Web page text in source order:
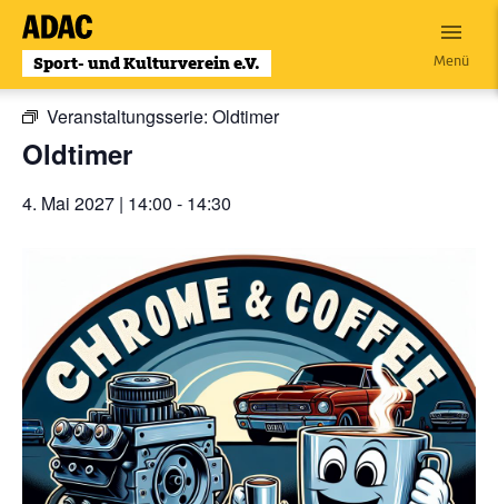
Zum
Inhalt
wechseln
Menü
« Alle Veranstaltungen
Veranstaltungsserie: Oldtimer
Oldtimer
4. Mai 2027 | 14:00 - 14:30